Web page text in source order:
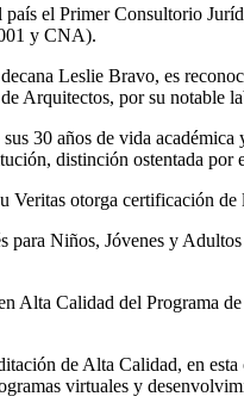
el Primer Consultorio
y CNA).
Leslie Bravo, es
Arquitectos, por su notable
30 años de vida
distinción ostentada
Veritas otorga certificación
para Niños, Jóvenes y
Alta Calidad del Programa
de Alta Calidad, en
virtuales y